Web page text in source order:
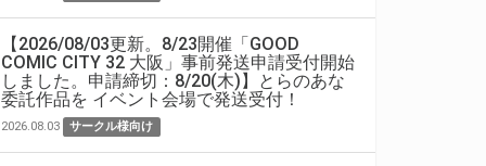
【2026/08/03更新。8/23開催「GOOD
COMIC CITY 32 大阪」事前発送申請受付開始
しました。申請締切：8/20(木)】とらのあな
委託作品を イベント会場で発送受付！
2026.08.03 サークル様向け